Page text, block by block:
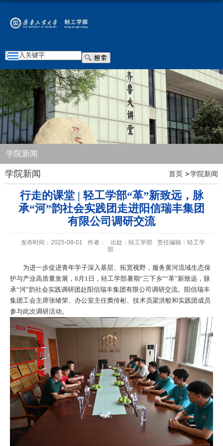
学院新闻
首页 学院新闻
学院新闻
行走的课堂 | 轻工学部“革”新致远，脉
承“河”韵社会实践团走进阳信瑞丰集团
有限公司调研交流
发布时间：2025-08-01 作者： 出处：轻工学部
责任编辑：轻工学
部
为进一步促进青年学子深入基层、拓宽视野，服务黄河流域生态保
护与产业高质量发展，8月1日，轻工学部暑期“三下乡”“革”新致远，脉
承“河”韵社会实践调研团赴阳信瑞丰集团有限公司调研交流。阳信瑞丰
集团工会主席张绪荣、办公室主任窦传彬、技术员梁洪蛟和实践团成员
参与此次调研活动。